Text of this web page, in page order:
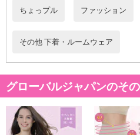
ちょっプル ファッション
その他 下着・ルームウェア
グローバルジャパンのそ